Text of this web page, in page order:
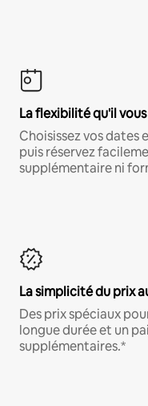
La flexibilité qu'il
Choisissez vos dates
puis réservez
supplémentaire ni
La simplicité du prix
Des prix spéciaux
longue durée et un
supplémentaires.*